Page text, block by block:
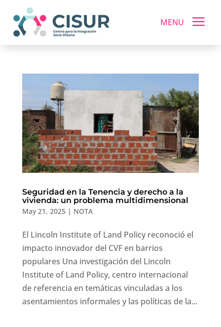
MENU a
Seguridad en la Tenencia y derecho a la
vivienda: un problema multidimensional
May 21, 2025| NOTA
El Lincoln Institute of Land Policy reconoció el
impacto innovador del CVF en barrios
populares Una investigación del Lincoln
Institute of Land Policy, centro internacional
de referencia en temáticas vinculadas a los
asentamientos informales y las políticas de la...